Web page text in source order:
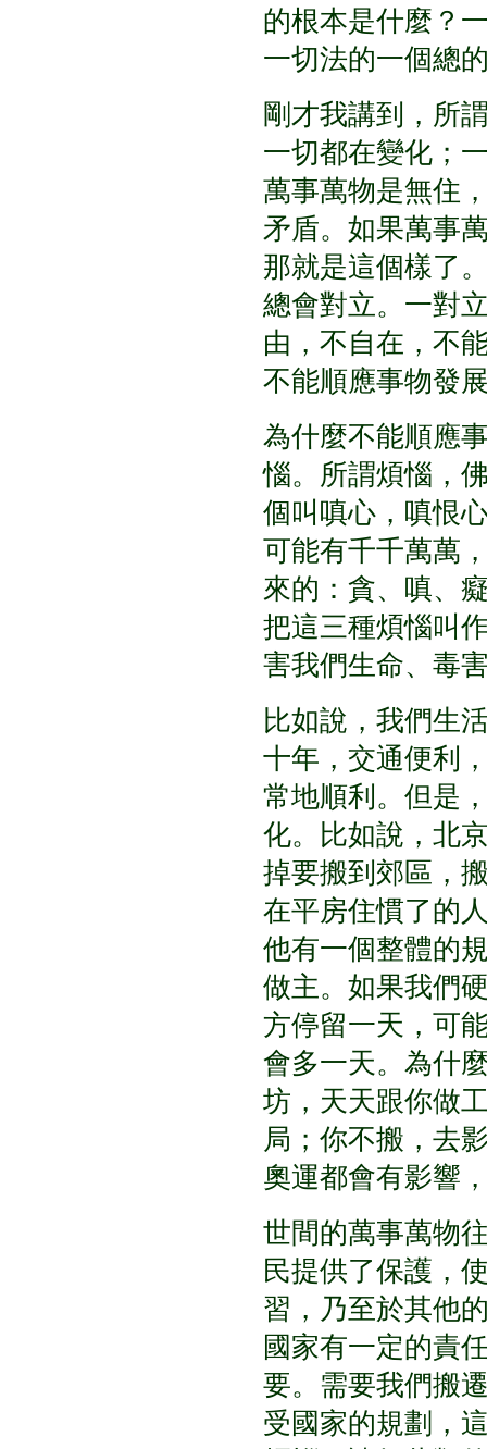
的根本是什麼？
一切法的一個總
剛才我講到，所
一切都在變化；
萬事萬物是無住
矛盾。如果萬事
那就是這個樣了
總會對立。一對
由，不自在，不
不能順應事物發
為什麼不能順應
惱。所謂煩惱，
個叫嗔心，嗔恨
可能有千千萬萬
來的：貪、嗔、
把這三種煩惱叫
害我們生命、毒
比如說，我們生
十年，交通便利
常地順利。但是
化。比如說，北
掉要搬到郊區，
在平房住慣了的
他有一個整體的
做主。如果我們
方停留一天，可
會多一天。為什
坊，天天跟你做
局；你不搬，去
奧運都會有影響
世間的萬事萬物
民提供了保護，
習，乃至於其他
國家有一定的責
要。需要我們搬
受國家的規劃，